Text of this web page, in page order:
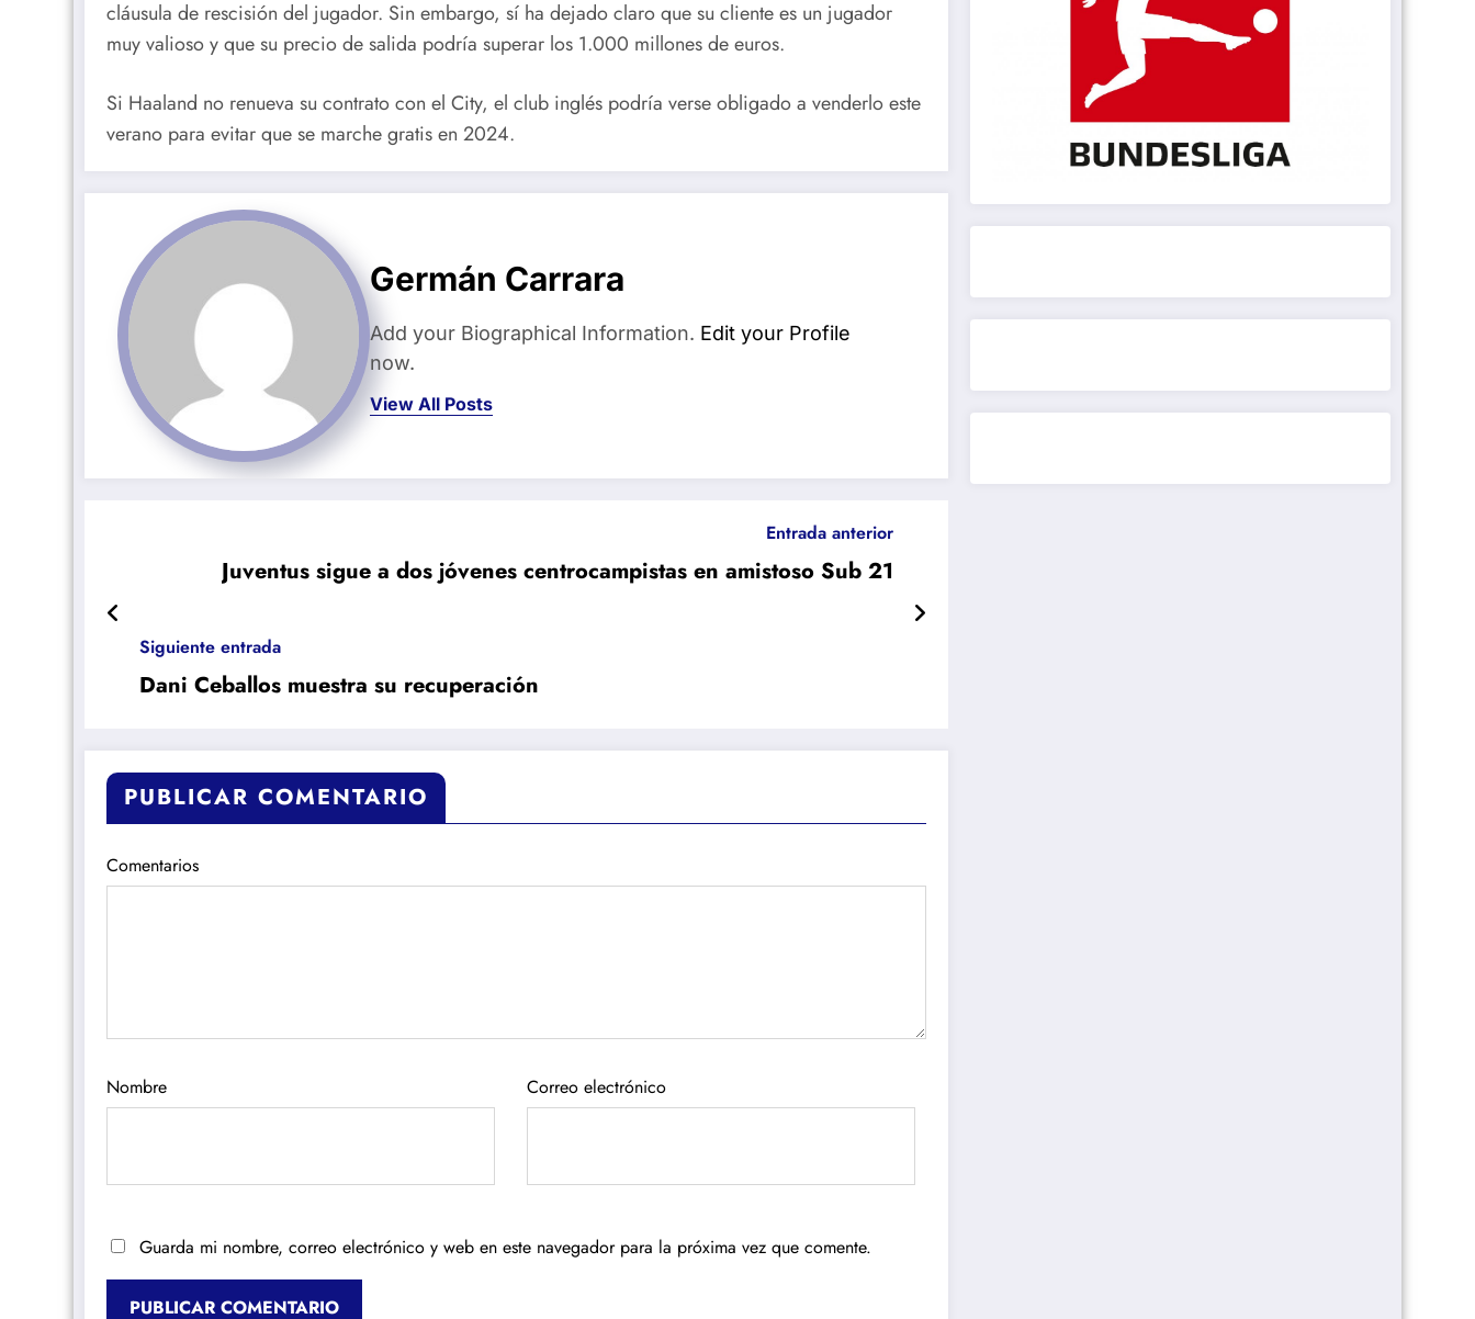
cláusula de rescisión del jugador. Sin embargo, sí ha dejado claro que su cliente es un jugador
muy valioso y que su precio de salida podría superar los 1.000 millones de euros.
Si Haaland no renueva su contrato con el City, el club inglés podría verse obligado a venderlo este
verano para evitar que se marche gratis en 2024.
Germán Carrara
Add your Biographical Information. Edit your Profile
now.
View All Posts
Entrada anterior
Juventus sigue a dos jóvenes centrocampistas en amistoso Sub 21
Siguiente entrada
Dani Ceballos muestra su recuperación
PUBLICAR COMENTARIO
Comentarios
Nombre Correo electrónico
Guarda mi nombre, correo electrónico y web en este navegador para la próxima vez que comente.